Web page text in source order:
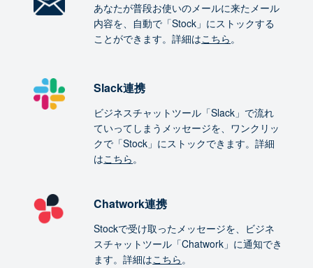
あなたが普段お使いのメールに来たメール
内容を、自動で「Stock」にストックする
ことができます。詳細はこちら。
Slack連携
ビジネスチャットツール「Slack」で流れ
ていってしまうメッセージを、ワンクリッ
クで「Stock」にストックできます。詳細
はこちら。
Chatwork連携
Stockで受け取ったメッセージを、ビジネ
スチャットツール「Chatwork」に通知でき
ます。詳細はこちら。